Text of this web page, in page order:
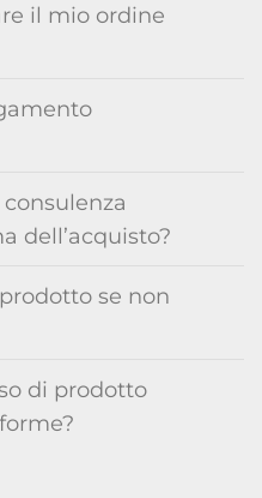
il mio ordine
dell’acquisto?
se non
di prodotto